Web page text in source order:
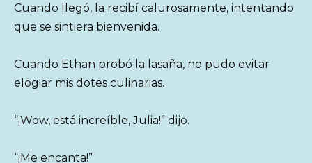
Cuando llegó, la recibí calurosamente, intentando
que se sintiera bienvenida.
Cuando Ethan probó la lasaña, no pudo evitar
elogiar mis dotes culinarias.
“¡Wow, está increíble, Julia!” dijo.
“¡Me encanta!”